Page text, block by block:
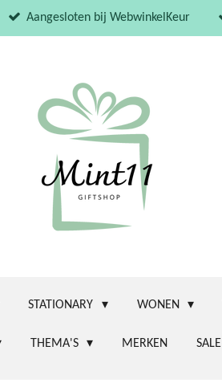
Aangesloten bij WebwinkelKeur
STATIONARY WONEN
THEMA'S MERKEN SALE